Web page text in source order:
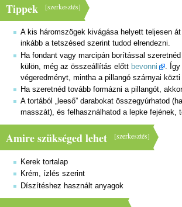
[szerkesztés]
Tippek
A kis háromszögek kivágása helyett teljesen
inkább a tetszésed szerint tudod elrendezni.
Ha fondant vagy marcipán borítással
külön, még az összeállítás előtt bevonni
.
végeredményt, mintha a pillangó szárnyai
Ha szeretnéd tovább formázni a pillangót,
A tortából „leeső” darabokat összegyúrhatod
masszát), és felhasználhatod a lepke fejének,
[szerkesztés]
Amire szükséged lehet
Kerek tortalap
Krém, ízlés szerint
Díszítéshez használt anyagok